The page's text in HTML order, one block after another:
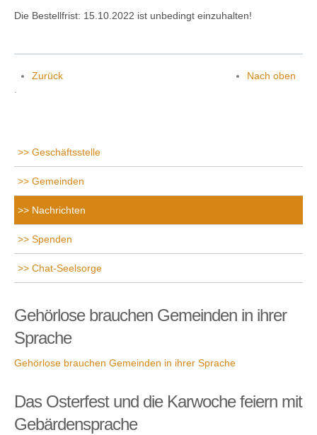
Die Bestellfrist: 15.10.2022 ist unbedingt einzuhalten!
Zurück
Nach oben
Geschäftsstelle
Gemeinden
Nachrichten
Spenden
Chat-Seelsorge
Gehörlose brauchen Gemeinden in ihrer
Sprache
Gehörlose brauchen Gemeinden in ihrer Sprache
Das Osterfest und die Karwoche feiern mit
Gebärdensprache